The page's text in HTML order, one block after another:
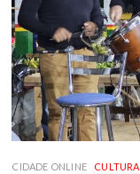
CIDADE ONLINE CULTURA